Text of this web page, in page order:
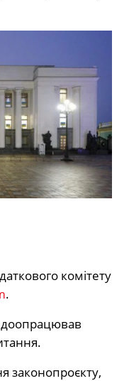
комітету
.
доопрацював